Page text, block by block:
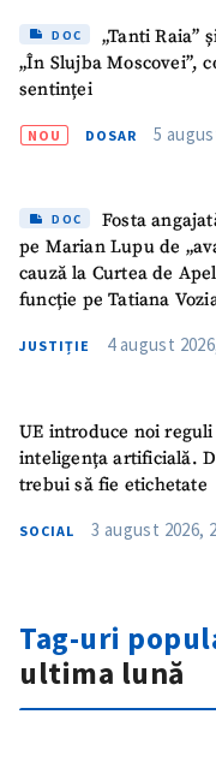
DOC
„Tanti Raia”
„În Slujba Moscovei”,
sentinței
NOU DOSAR 5
DOC
Fosta
pe Marian Lupu de
cauză la Curtea de
funcție pe Tatiana
JUSTIȚIE 4 august
UE introduce noi
inteligența artificială.
trebui să fie etichetate
SOCIAL 3 august 2026,
Tag-uri
ultima lună